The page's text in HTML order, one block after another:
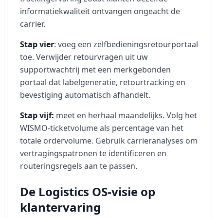
informatiekwaliteit ontvangen ongeacht de
carrier.
Stap vier: voeg een zelfbedieningsretourportaal
toe. Verwijder retourvragen uit uw
supportwachtrij met een merkgebonden
portaal dat labelgeneratie, retourtracking en
bevestiging automatisch afhandelt.
Stap vijf: meet en herhaal maandelijks. Volg het
WISMO-ticketvolume als percentage van het
totale ordervolume. Gebruik carrieranalyses om
vertragingspatronen te identificeren en
routeringsregels aan te passen.
De Logistics OS-visie op
klantervaring